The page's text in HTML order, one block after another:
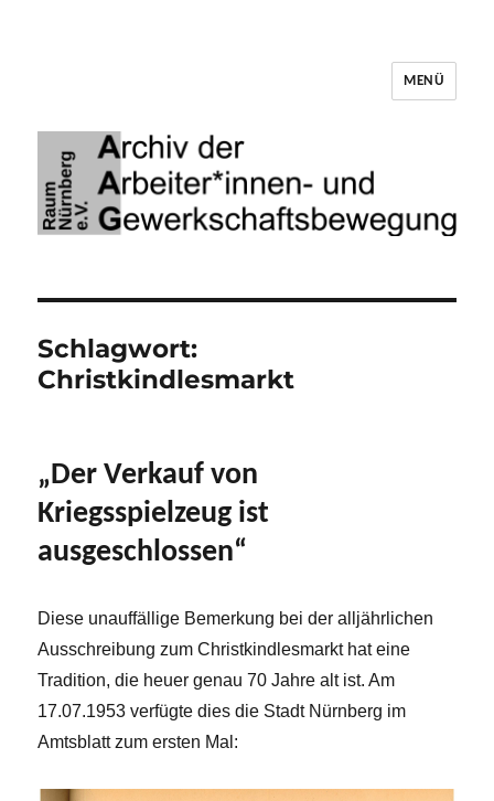
Gewerkschaftsbewegung Raum Nürnberg
MENÜ
Schlagwort:
Christkindlesmarkt
„Der Verkauf von
Kriegsspielzeug ist
ausgeschlossen“
Diese unauffällige Bemerkung bei der alljährlichen
Ausschreibung zum Christkindlesmarkt hat eine
Tradition, die heuer genau 70 Jahre alt ist. Am
17.07.1953 verfügte dies die Stadt Nürnberg im
Amtsblatt zum ersten Mal: